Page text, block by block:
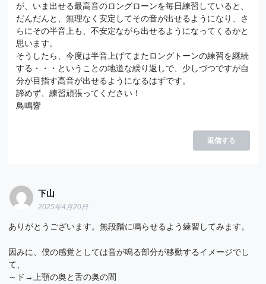
が、いま出せる最高音のロングローンを毎日練習していると、
だんだんと、無理なく安定してその音が出せるようになり、さ
らにその半音上も、不安定ながら出せるようになってくるかと
思います。
そうしたら、今度は半音上げてまたロングトーンの練習を継続
する・・・ということの地道な繰り返しで、少しづつですが自
分が目指す高音が出せるようになるはずです。
諦めず、練習頑張ってください！
鳥鳴響
返信する
下山
2025年4月20日
ありがとうございます。無段階に鳴らせるよう練習してみます。
因みに、僕の感覚としては音が鳴る部分が移動するイメージでし
て、
～ド→上顎の奥と舌の奥の間